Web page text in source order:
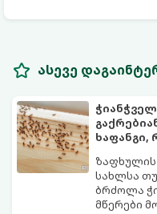
ასევე
სახლსა
ბრძოლა
მწერები